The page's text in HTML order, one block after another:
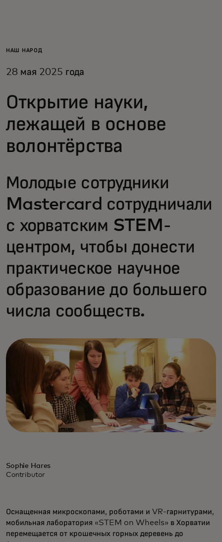
Для бизнеса
Для новаторов
Новости и тренды
НАШ НАРОД
28 мая 2025 года
Открытие науки,
лежащей в основе
волонтёрства
Молодые сотрудники
Mastercard сотрудничали
с хорватским STEM-
центром, чтобы донести
практическое научное
образование до большего
числа сообществ.
Sophie Hares
Contributor
Оснащенная микроскопами, роботами и VR-гарнитурами,
мобильная лаборатория «STEM on Wheels» в Хорватии
перемещается от крошечных горных деревень до